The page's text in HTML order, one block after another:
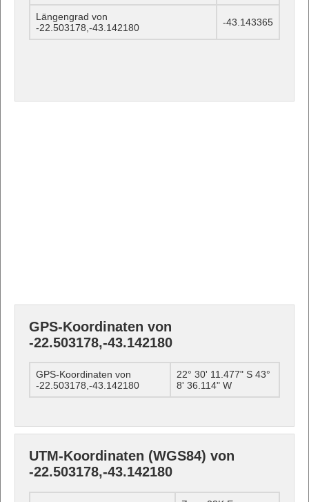
Längengrad von
-22.503178,-43.142180
-43.143365
GPS-Koordinaten von
-22.503178,-43.142180
GPS-Koordinaten von
-22.503178,-43.142180
22° 30' 11.477" S 43°
8' 36.114" W
UTM-Koordinaten (WGS84) von
-22.503178,-43.142180